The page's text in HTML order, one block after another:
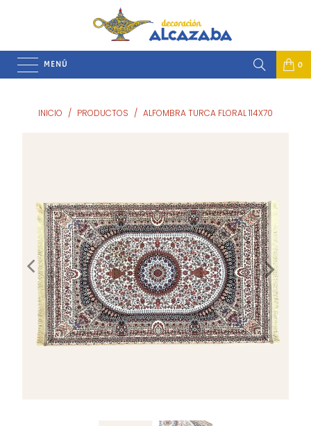
MENÚ 0
INICIO / PRODUCTOS / ALFOMBRA TURCA FLORAL 114X70